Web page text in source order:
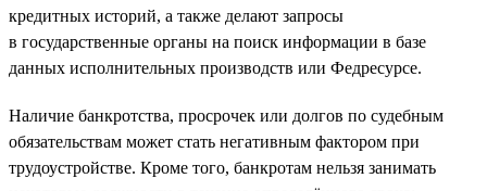
кредитных историй, а также делают запросы
в государственные органы на поиск информации в базе
данных исполнительных производств или Федресурсе.
Наличие банкротства, просрочек или долгов по судебным
обязательствам может стать негативным фактором при
трудоустройстве. Кроме того, банкротам нельзя занимать